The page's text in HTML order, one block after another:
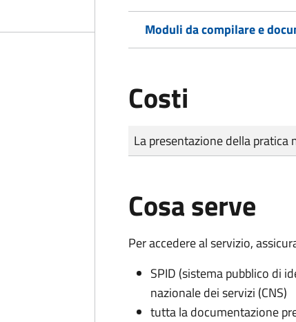
Moduli da compilare e
Costi
Tipo di pagamento
Importo
La presentazione della
Cosa serve
Per accedere al servizio,
SPID (sistema pubblico di
nazionale dei servizi (CNS)
tutta la documentazione